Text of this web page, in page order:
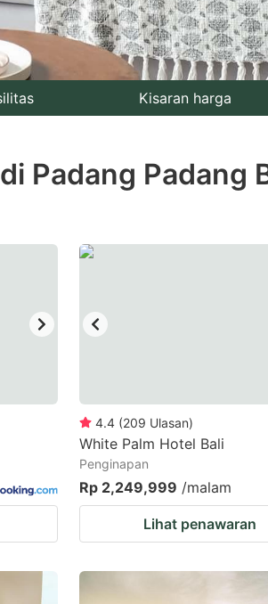
Kisaran harga
Padang Padang
4.4 (209 Ulasan)
White Palm Hotel Bali
Penginapan
Rp 2,249,999 /malam
Lihat penawaran